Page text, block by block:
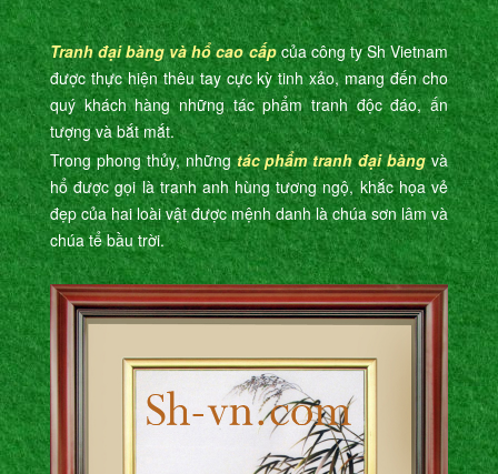
Tranh đại bàng và hổ cao cấp của công ty Sh Vietnam
được thực hiện thêu tay cực kỳ tinh xảo, mang đến cho
quý khách hàng những tác phẩm tranh độc đáo, ấn
tượng và bắt mắt.
Trong phong thủy, nhữngtác phẩm tranh đại bàngvà
hổ được gọi là tranh anh hùng tương ngộ, khắc họa vẻ
đẹp của hai loài vật được mệnh danh là chúa sơn lâm và
chúa tể bầu trời.